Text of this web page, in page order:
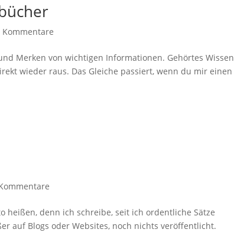
Kommentare
Merken von wichtigen Informationen. Gehörtes Wissen
wieder raus. Das Gleiche passiert, wenn du mir einen
heißen, denn ich schreibe, seit ich ordentliche Sätze
auf Blogs oder Websites, noch nichts veröffentlicht.